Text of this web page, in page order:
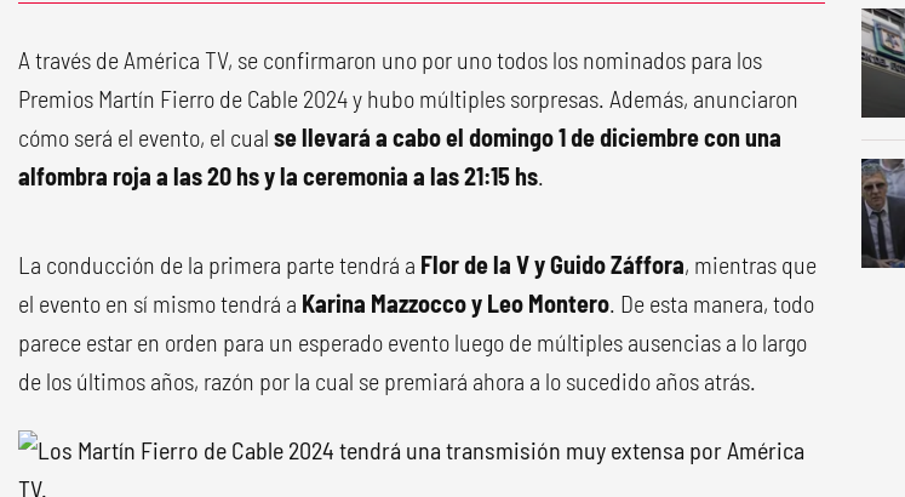
A través de América TV, se confirmaron uno por uno todos los nominados para los
Premios Martín Fierro de Cable 2024 y hubo múltiples sorpresas. Además, anunciaron
cómo será el evento, el cual se llevará a cabo el domingo 1 de diciembre con una
alfombra roja a las 20 hs y la ceremonia a las 21:15 hs.
La conducción de la primera parte tendrá a Flor de la V y Guido Záffora, mientras que
el evento en sí mismo tendrá a Karina Mazzocco y Leo Montero. De esta manera, todo
parece estar en orden para un esperado evento luego de múltiples ausencias a lo largo
de los últimos años, razón por la cual se premiará ahora a lo sucedido años atrás.